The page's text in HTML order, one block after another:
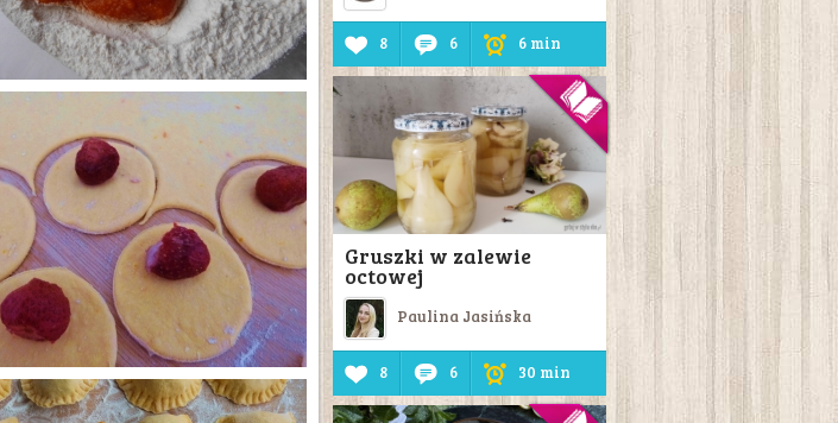
8 6 6 min
Gruszki w zalewie
octowej
Paulina Jasińska
8 6 30 min